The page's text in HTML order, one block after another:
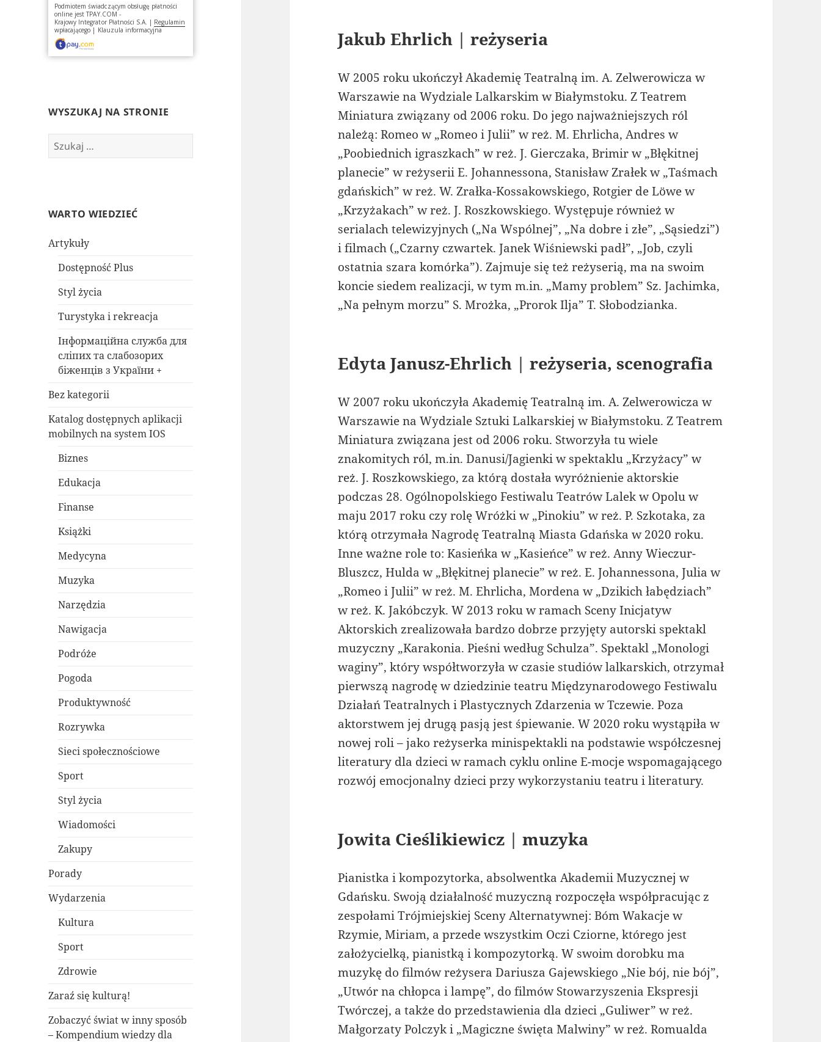
Podmiotem świadczącym obsługę płatności
online jestTPAY.COM -
Krajowy Integrator Płatności S.A. | Regulamin
wpłacającego | Klauzula informacyjna
WYSZUKAJ NA STRONIE
Szukaj:
WARTO WIEDZIEĆ
Artykuły
Dostępność Plus
Styl życia
Turystyka i rekreacja
Інформаційна служба для
сліпих та слабозорих
біженців з України +
Bez kategorii
Katalog dostępnych aplikacji
mobilnych na system IOS
Biznes
Edukacja
Finanse
Książki
Medycyna
Muzyka
Narzędzia
Nawigacja
Podróże
Pogoda
Produktywność
Rozrywka
Sieci społecznościowe
Sport
Styl życia
Wiadomości
Zakupy
Porady
Wydarzenia
Kultura
Sport
Zdrowie
Zaraź się kulturą!
Zobaczyć świat w inny sposób
– Kompendium wiedzy dla
Jakub Ehrlich | reżyseria
W 2005 roku ukończył Akademię Teatralną im. A. Zelwerowicza w
Warszawie na Wydziale Lalkarskim w Białymstoku. Z Teatrem
Miniatura związany od 2006 roku. Do jego najważniejszych ról
należą: Romeo w „Romeo i Julii” w reż. M. Ehrlicha, Andres w
„Poobiednich igraszkach” w reż. J. Gierczaka, Brimir w „Błękitnej
planecie” w reżyserii E. Johannessona, Stanisław Zrałek w „Taśmach
gdańskich” w reż. W. Zrałka-Kossakowskiego, Rotgier de Löwe w
„Krzyżakach” w reż. J. Roszkowskiego. Występuje również w
serialach telewizyjnych („Na Wspólnej”, „Na dobre i złe”, „Sąsiedzi”)
i filmach („Czarny czwartek. Janek Wiśniewski padł”, „Job, czyli
ostatnia szara komórka”). Zajmuje się też reżyserią, ma na swoim
koncie siedem realizacji, w tym m.in. „Mamy problem” Sz. Jachimka,
„Na pełnym morzu” S. Mrożka, „Prorok Ilja” T. Słobodzianka.
Edyta Janusz-Ehrlich | reżyseria, scenografia
W 2007 roku ukończyła Akademię Teatralną im. A. Zelwerowicza w
Warszawie na Wydziale Sztuki Lalkarskiej w Białymstoku. Z Teatrem
Miniatura związana jest od 2006 roku. Stworzyła tu wiele
znakomitych ról, m.in. Danusi/Jagienki w spektaklu „Krzyżacy” w
reż. J. Roszkowskiego, za którą dostała wyróżnienie aktorskie
podczas 28. Ogólnopolskiego Festiwalu Teatrów Lalek w Opolu w
maju 2017 roku czy rolę Wróżki w „Pinokiu” w reż. P. Szkotaka, za
którą otrzymała Nagrodę Teatralną Miasta Gdańska w 2020 roku.
Inne ważne role to: Kasieńka w „Kasieńce” w reż. Anny Wieczur-
Bluszcz, Hulda w „Błękitnej planecie” w reż. E. Johannessona, Julia w
„Romeo i Julii” w reż. M. Ehrlicha, Mordena w „Dzikich łabędziach”
w reż. K. Jakóbczyk. W 2013 roku w ramach Sceny Inicjatyw
Aktorskich zrealizowała bardzo dobrze przyjęty autorski spektakl
muzyczny „Karakonia. Pieśni według Schulza”. Spektakl „Monologi
waginy”, który współtworzyła w czasie studiów lalkarskich, otrzymał
pierwszą nagrodę w dziedzinie teatru Międzynarodowego Festiwalu
Działań Teatralnych i Plastycznych Zdarzenia w Tczewie. Poza
aktorstwem jej drugą pasją jest śpiewanie. W 2020 roku wystąpiła w
nowej roli – jako reżyserka minispektakli na podstawie współczesnej
literatury dla dzieci w ramach cyklu online E-mocje wspomagającego
rozwój emocjonalny dzieci przy wykorzystaniu teatru i literatury.
Jowita Cieślikiewicz | muzyka
Pianistka i kompozytorka, absolwentka Akademii Muzycznej w
Gdańsku. Swoją działalność muzyczną rozpoczęła współpracując z
zespołami Trójmiejskiej Sceny Alternatywnej: Bóm Wakacje w
Rzymie, Miriam, a przede wszystkim Oczi Cziorne, którego jest
założycielką, pianistką i kompozytorką. W swoim dorobku ma
muzykę do filmów reżysera Dariusza Gajewskiego „Nie bój, nie bój”,
„Utwór na chłopca i lampę”, do filmów Stowarzyszenia Ekspresji
Twórczej, a także do przedstawienia dla dzieci „Guliwer” w reż.
Małgorzaty Polczyk i „Magiczne święta Malwiny” w reż. Romualda